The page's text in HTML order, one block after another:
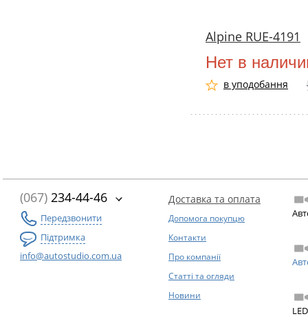
Alpine RUE-4191
Нет в
в уподобання
(067) 234-44-46
Передзвонити
Підтримка
info@autostudio.com.ua
Доставка та оплата
Допомога покупцю
Контакти
Про компанії
Статті та огляди
Новини